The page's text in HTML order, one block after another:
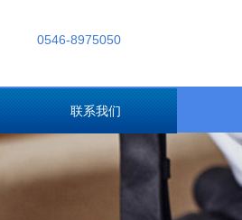
0546-8975050
联系我们